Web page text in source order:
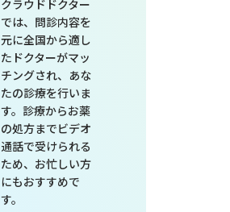
クラウドドクター
では、問診内容を
元に全国から適し
たドクターがマッ
チングされ、あな
たの診療を行いま
す。診療からお薬
の処方までビデオ
通話で受けられる
ため、お忙しい方
にもおすすめで
す。